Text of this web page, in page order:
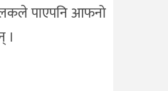
पाएपनि आफनो
।